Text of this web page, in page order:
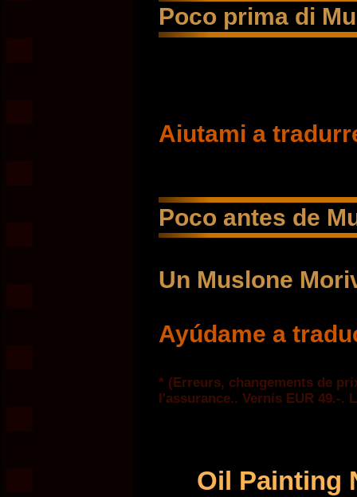
Poco prima di
Aiutami a
Poco antes de
Un Muslone
Ayúdame a
* (Erreurs, changements de
l'assurance.. Vernis EUR 49.-
Oil Painting